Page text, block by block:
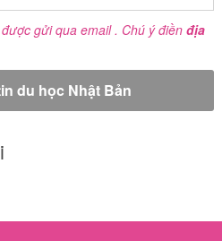
gửi qua email . Chú ý điền địa